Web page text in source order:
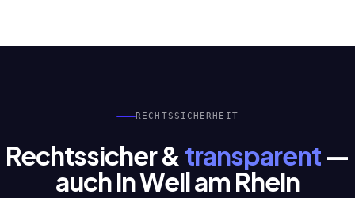
RECHTSSICHERHEIT
Rechtssicher & transparent—
auch in Weil am Rhein